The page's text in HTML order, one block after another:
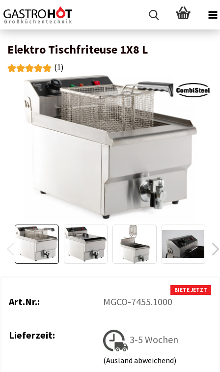
Elektro Tischfriteuse 1X8 L
(1)
BIETE JETZT
Art.Nr.: MGCO-7455.1000
Lieferzeit: 3-5 Wochen
(Ausland abweichend)